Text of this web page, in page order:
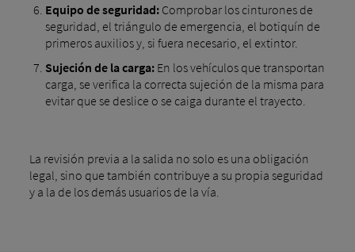
Equipo de seguridad:Comprobar los cinturones de
seguridad, el triángulo de emergencia, el botiquín de
primeros auxilios y, si fuera necesario, el extintor.
Sujeción de la carga:En los vehículos que transportan
carga, se verifica la correcta sujeción de la misma para
evitar que se deslice o se caiga durante el trayecto.
La revisión previa a la salida no solo es una obligación
legal, sino que también contribuye a su propia seguridad
y a la de los demás usuarios de la vía.